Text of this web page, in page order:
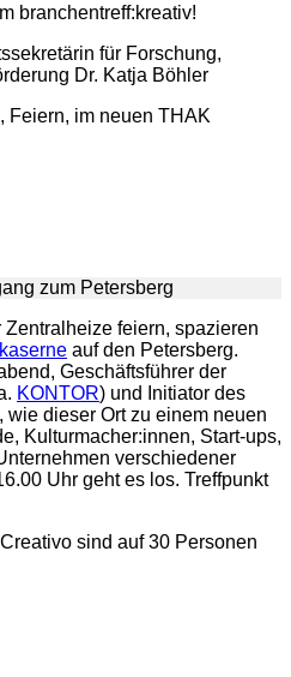
branchentreff:kreativ!
für Forschung,
Dr. Katja Böhler
Feiern, im neuen THAK
zum Petersberg
feiern, spazieren
auf den Petersberg.
Geschäftsführer der
KONTOR) und Initiator des
wie dieser Ort zu einem neuen
Kulturmacher:innen, Start-ups,
verschiedener
Uhr geht es los. Treffpunkt
sind auf 30 Personen